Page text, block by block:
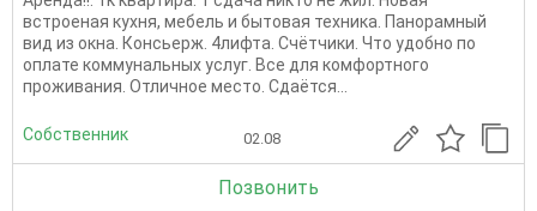
встроеная кухня, мебель и бытовая техника. Панорамный
вид из окна. Консьерж. 4лифта. Счётчики. Что удобно по
оплате коммунальных услуг. Все для комфортного
проживания. Отличное место. Сдаётся...
Собственник 02.08
Позвонить